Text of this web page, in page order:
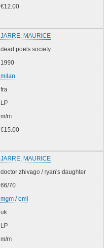
€12.00
JARRE, MAURICE
dead poets society
1990
milan
fra
LP
m/m
€15.00
JARRE, MAURICE
doctor zhivago / ryan's daughter
66/70
mgm / emi
uk
LP
m/m